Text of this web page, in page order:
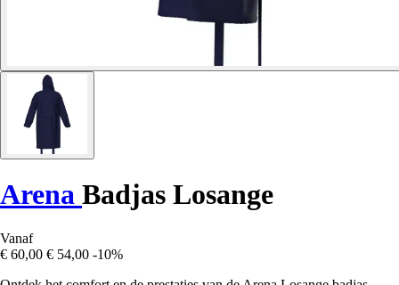
Arena Badjas Losange
Vanaf
€ 60,00 € 54,00 -10%